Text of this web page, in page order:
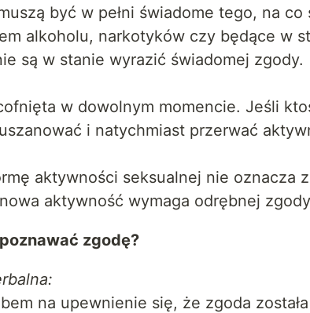
być w pełni świadome tego, na co
alkoholu, narkotyków czy będące w
są w stanie wyrazić świadomej zgody.
w dowolnym momencie. Jeśli
i natychmiast przerwać
aktywności seksualnej nie oznacza
aktywność wymaga odrębnej
zgodę?
na upewnienie się, że zgoda